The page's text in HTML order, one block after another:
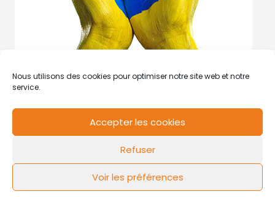
Nous utilisons des cookies pour optimiser notre site web et notre
service.
Accepter les cookies
Refuser
Voir les préférences
Mentions légales Politique de cookies
FLOW44